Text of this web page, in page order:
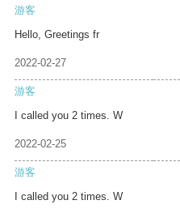
游客
Hello, Greetings fr
2022-02-27
游客
I called you 2 times. W
2022-02-25
游客
I called you 2 times. W